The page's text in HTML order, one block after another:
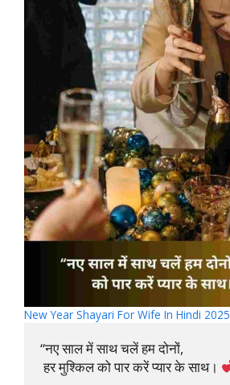
New Year Shayari For Wife In Hindi 2025
“नए साल में साथ चलें हम दोनों,
हर मुश्किल को पार करें प्यार के साथ।